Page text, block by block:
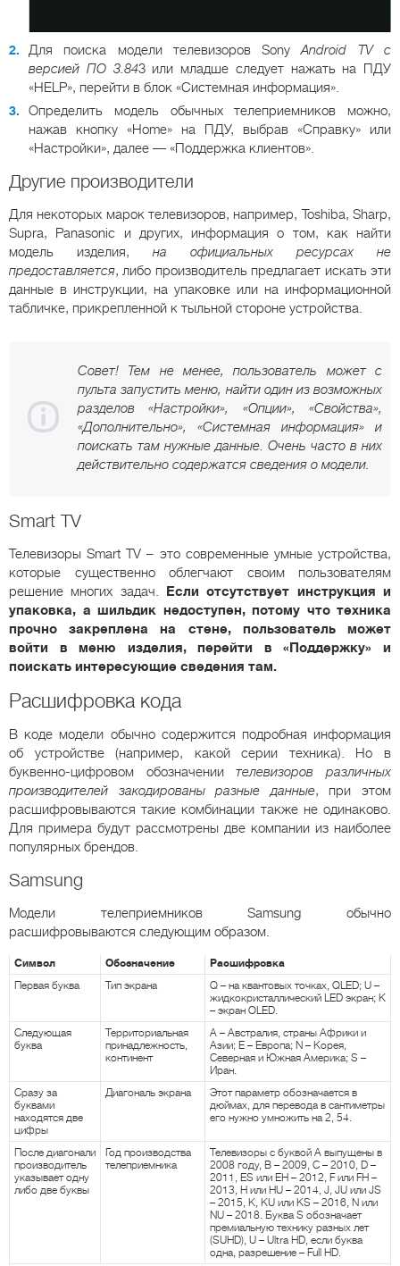
Для поиска модели телевизоров SonyAndroid TV с
версией ПО 3.843 или младше следует нажать на ПДУ
«HELP», перейти в блок «Системная информация».
Определить модель обычных телеприемников можно,
нажав кнопку «Home» на ПДУ, выбрав «Справку» или
«Настройки», далее — «Поддержка клиентов».
Другие производители
Для некоторых марок телевизоров, например, Toshiba, Sharp,
Supra, Panasonic и других, информация о том, как найти
модель изделия, на официальных ресурсах не
предоставляется, либо производитель предлагает искать эти
данные в инструкции, на упаковке или на информационной
табличке, прикрепленной к тыльной стороне устройства.
Совет! Тем не менее, пользователь может с
пульта запустить меню, найти один из возможных
разделов «Настройки», «Опции», «Свойства»,
«Дополнительно», «Системная информация» и
поискать там нужные данные. Очень часто в них
действительно содержатся сведения о модели.
Smart TV
Телевизоры Smart TV – это современные умные устройства,
которые существенно облегчают своим пользователям
решение многих задач. Если отсутствует инструкция и
упаковка, а шильдик недоступен, потому что техника
прочно закреплена на стене, пользователь может
войти в меню изделия, перейти в «Поддержку» и
поискать интересующие сведения там.
Расшифровка кода
В коде модели обычно содержится подробная информация
об устройстве (например, какой серии техника). Но в
буквенно-цифровом обозначениителевизоров различных
производителей закодированы разные данные, при этом
расшифровываются такие комбинации также не одинаково.
Для примера будут рассмотрены две компании из наиболее
популярных брендов.
Samsung
Модели телеприемников Samsung обычно
расшифровываются следующим образом.
Символ Обозначение
Расшифровка
Первая буква
Тип экрана
Q – на квантовых точках, QLED; U –
жидкокристаллический LED экран; K
– экран OLED.
Следующая
буква
Территориальная
принадлежность,
континент
A – Австралия, страны Африки и
Азии; E – Европа; N – Корея,
Северная и Южная Америка; S –
Иран.
Сразу за
буквами
находятся две
цифры
Диагональ экрана
Этот параметр обозначается в
дюймах, для перевода в сантиметры
его нужно умножить на 2, 54.
После диагонали
производитель
указывает одну
либо две буквы
Год производства
телеприемника
Телевизоры с буквой A выпущены в
2008 году, B – 2009, C – 2010, D –
2011, ES или EH – 2012, F или FH –
2013, H или HU – 2014, J, JU или JS
– 2015, K, KU или KS – 2016, N или
NU – 2018. Буква S обозначает
премиальную технику разных лет
(SUHD), U – Ultra HD, если буква
одна, разрешение – Full HD.